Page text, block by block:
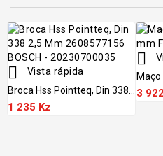

Vista rápida
Broca Hss Pointteq, Din 338...
1 235 Kz

Maço
3